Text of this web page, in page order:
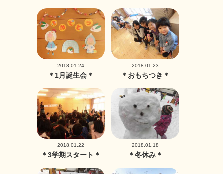
2018.01.24
＊1月誕生会＊
2018.01.23
＊おもちつき＊
2018.01.22
＊3学期スタート＊
2018.01.18
＊冬休み＊